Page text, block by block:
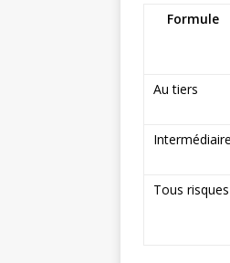
Formule
Au tiers
Intermédiaire
Tous risques